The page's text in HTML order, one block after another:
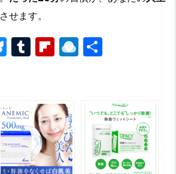
させます。
Bl
s
k
y
T
bl
r
Fl
o
ar
d
R
dr
p.
io